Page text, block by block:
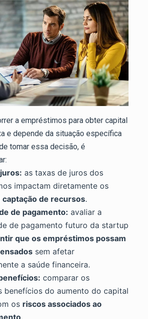
a empréstimos para obter capital
e depende da situação específica
tomar essa decisão, é
as taxas de juros dos
impactam diretamente os
captação de recursos.
de pagamento: avaliar a
de pagamento futuro da startup
que os empréstimos possam
sem afetar
a saúde financeira.
comparar os
benefícios do aumento do capital
os riscos associados ao
.